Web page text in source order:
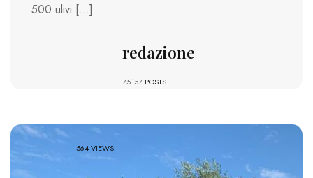
500 ulivi […]
redazione
75157 POSTS
564 VIEWS